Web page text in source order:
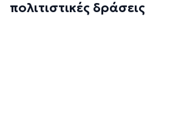
πολιτιστικές δράσεις